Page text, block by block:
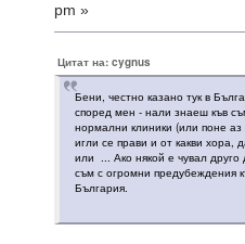
pm »
Цитат на: cygnus
Бени, честно казано тук в
според мен - нали знаеш къв
нормални клиники (или поне
игли се прави и от какви хора,
или ... Ако някой е чувал
съм с огромни предубеждения
България.